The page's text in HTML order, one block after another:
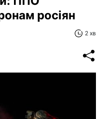
росіян
2 хв